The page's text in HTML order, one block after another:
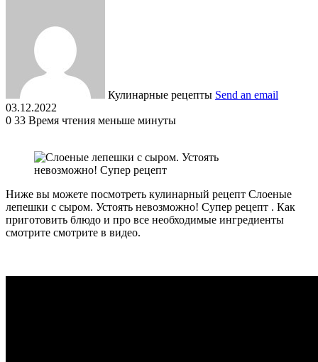
Кулинарные рецепты Send an email
03.12.2022
0 33 Время чтения меньше минуты
Ниже вы можете посмотреть кулинарный рецепт Слоеные
лепешки с сыром. Устоять невозможно! Супер рецепт . Как
приготовить блюдо и про все необходимые ингредиенты
смотрите смотрите в видео.